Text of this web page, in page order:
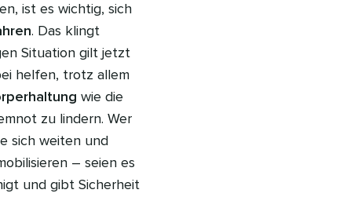
ist es wichtig, sich
. Das klingt
Situation gilt jetzt
helfen, trotz allem
wie die
zu lindern. Wer
sich weiten und
– seien es
und gibt Sicherheit